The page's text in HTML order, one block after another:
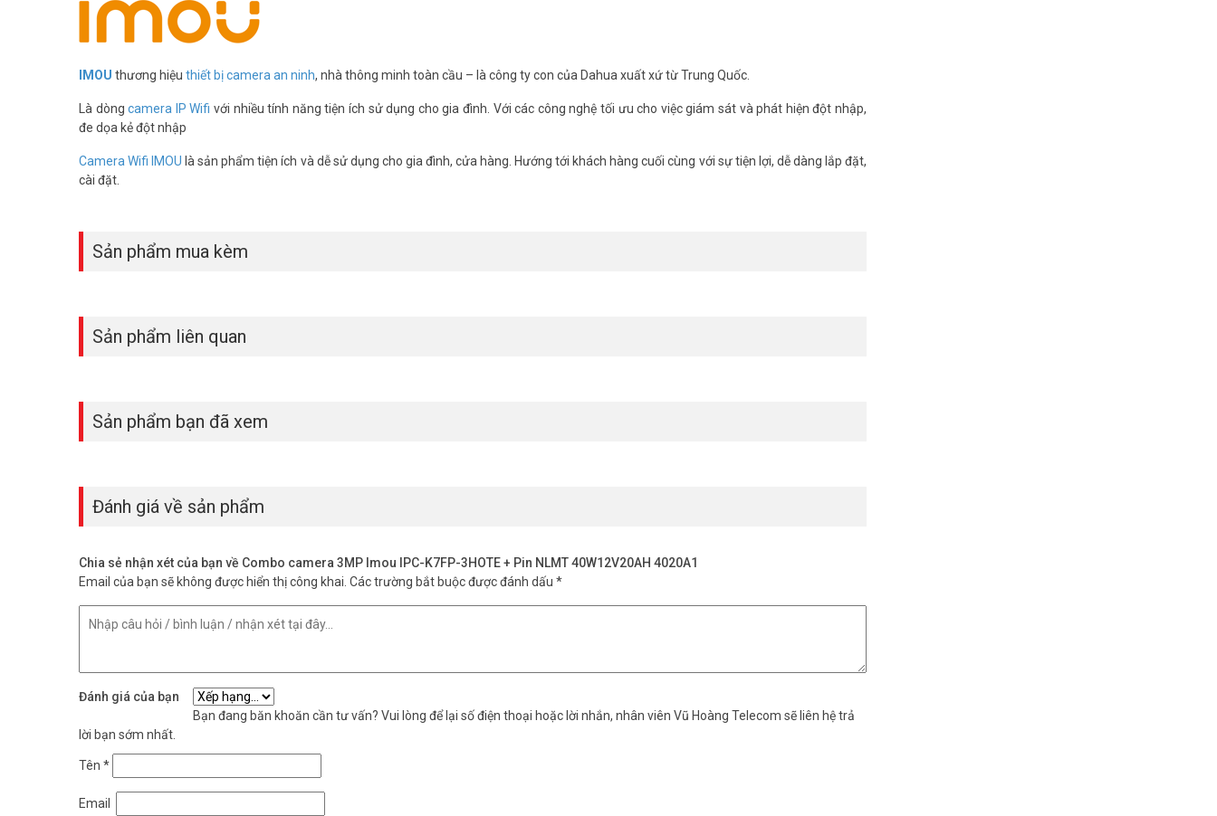
– Sạc bằng năng lượng mặt trời.
– Ngõ ra: 12VDC 2,0AH.
– Kích thước 530 x 350mm
– Bảo hành : 12 Tháng
Combo camera IPC-K7FP-3HOTE tích hợp pin NLMT 4020A1 mang đến sự tiện lợi, hiệu quả và tiết kiệm cho mọi nhu cầu giám sát ngoài trời.
Liên hệ ngay để đặt mua sản phẩm và nhận ưu đãi từ
IMOU thương hiệu thiết bị camera an ninh, nhà thông minh toàn cầu – là công ty con của Dahua xuất xứ từ Trung Quốc.
Là dòngcamera IP Wifi với nhiều tính năng tiện ích sử dụng cho gia đình. Với các công nghệ tối ưu cho việc giám sát và phát hiện đột nhập,
đe dọa kẻ đột nhập
Camera Wifi IMOU là sản phẩm tiện ích và dễ sử dụng cho gia đình, cửa hàng. Hướng tới khách hàng cuối cùng với sự tiện lợi, dễ dàng lắp đặt,
cài đặt.
Sản phẩm mua kèm
Sản phẩm liên quan
Sản phẩm bạn đã xem
Đánh giá về sản phẩm
Chia sẻ nhận xét của bạn về Combo camera 3MP Imou IPC-K7FP-3HOTE + Pin NLMT 40W12V20AH 4020A1
Email của bạn sẽ không được hiển thị công khai. Các trường bắt buộc được đánh dấu *
Đánh giá của bạn
Bạn đang băn khoăn cần tư vấn? Vui lòng để lại số điện thoại hoặc lời nhắn, nhân viên Vũ Hoàng Telecom sẽ liên hệ trả
lời bạn sớm nhất.
Tên *
Email